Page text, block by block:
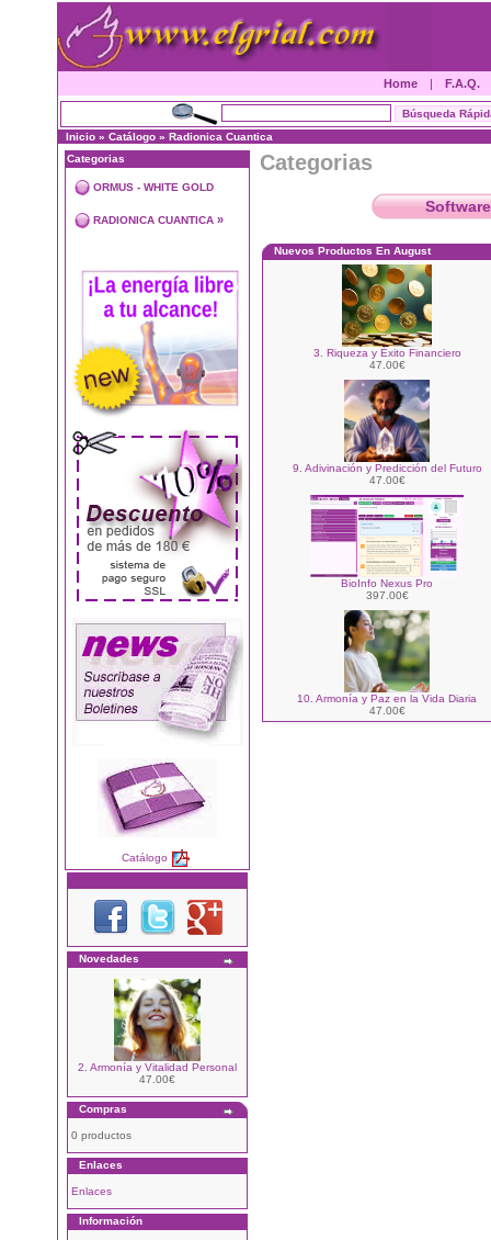
Home | F.A.Q.
Inicio » Catálogo » Radionica Cuantica
Categorias
ORMUS - WHITE GOLD
RADIONICA CUANTICA »
Catálogo
Novedades
2. Armonía y Vitalidad Personal
47.00€
Compras
0 productos
Enlaces
Enlaces
Información
Categorias
Nuevos Productos En August
3. Riqueza y Éxito Financiero
47.00€
9. Adivinación y Predicción del Futuro
47.00€
BioInfo Nexus Pro
397.00€
10. Armonía y Paz en la Vida Diaria
47.00€